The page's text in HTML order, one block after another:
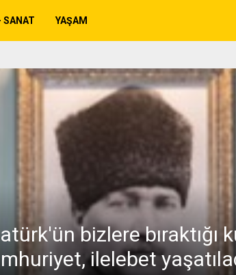
SANAT YAŞAM
bizlere bıraktığı
ilelebet